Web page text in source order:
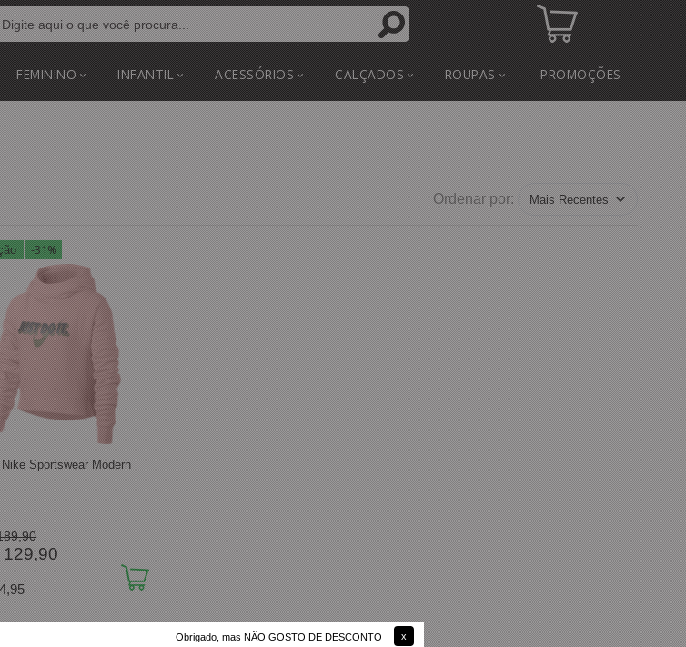
Obrigado, mas NÃO GOSTO DE DESCONTO
FEMININO INFANTIL ACESSÓRIOS CALÇADOS ROUPAS PROMOÇÕES
Ordenar por:
-31%
Sportswear Modern
129,90